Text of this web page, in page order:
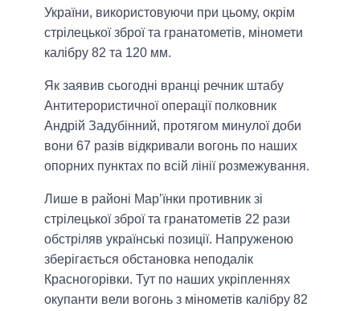
України, використовуючи при цьому, окрім
стрілецької зброї та гранатометів, міномети
калібру 82 та 120 мм.
Як заявив сьогодні вранці речник штабу
Антитерористичної операції полковник
Андрій Задубінний, протягом минулої доби
вони 67 разів відкривали вогонь по наших
опорних пунктах по всій лінії розмежування.
Лише в районі Мар’їнки противник зі
стрілецької зброї та гранатометів 22 рази
обстріляв українські позиції. Напруженою
зберігається обстановка неподалік
Красногорівки. Тут по наших укріпленнях
окупанти вели вогонь з мінометів калібру 82